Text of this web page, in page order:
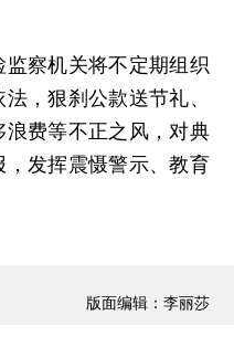
察机关将不定期组织
，狠刹公款送节礼、
费等不正之风，对典
发挥震慑警示、教育
版面编辑：李丽莎